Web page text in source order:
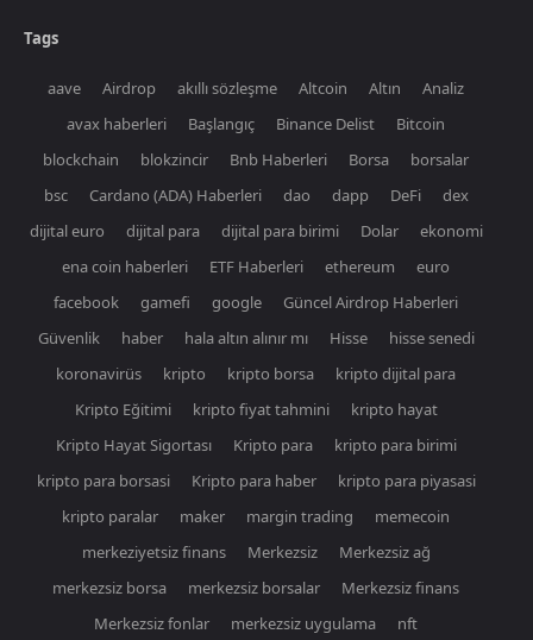
Tags
aave Airdrop akıllı sözleşme Altcoin Altın
Analiz
avax haberleri
Başlangıç Binance Delist
Bitcoin
blockchain
blokzincir Bnb Haberleri Borsa
borsalar
bsc
Cardano (ADA) Haberleri dao dapp DeFi
dex
dijital euro
dijital para dijital para birimi Dolar
ekonomi
ena coin haberleri
ETF Haberleri ethereum
euro
facebook
gamefi google
Güncel Airdrop Haberleri
Güvenlik
haber hala altın alınır mı Hisse
hisse senedi
koronavirüs
kripto kripto borsa
kripto dijital para
Kripto Eğitimi
kripto fiyat tahmini
kripto hayat
Kripto Hayat Sigortası
Kripto para
kripto para birimi
kripto para borsasi
Kripto para haber
kripto para piyasasi
kripto paralar
maker margin trading
memecoin
merkeziyetsiz finans
Merkezsiz
Merkezsiz ağ
merkezsiz borsa
merkezsiz borsalar
Merkezsiz finans
Merkezsiz fonlar
merkezsiz uygulama nft